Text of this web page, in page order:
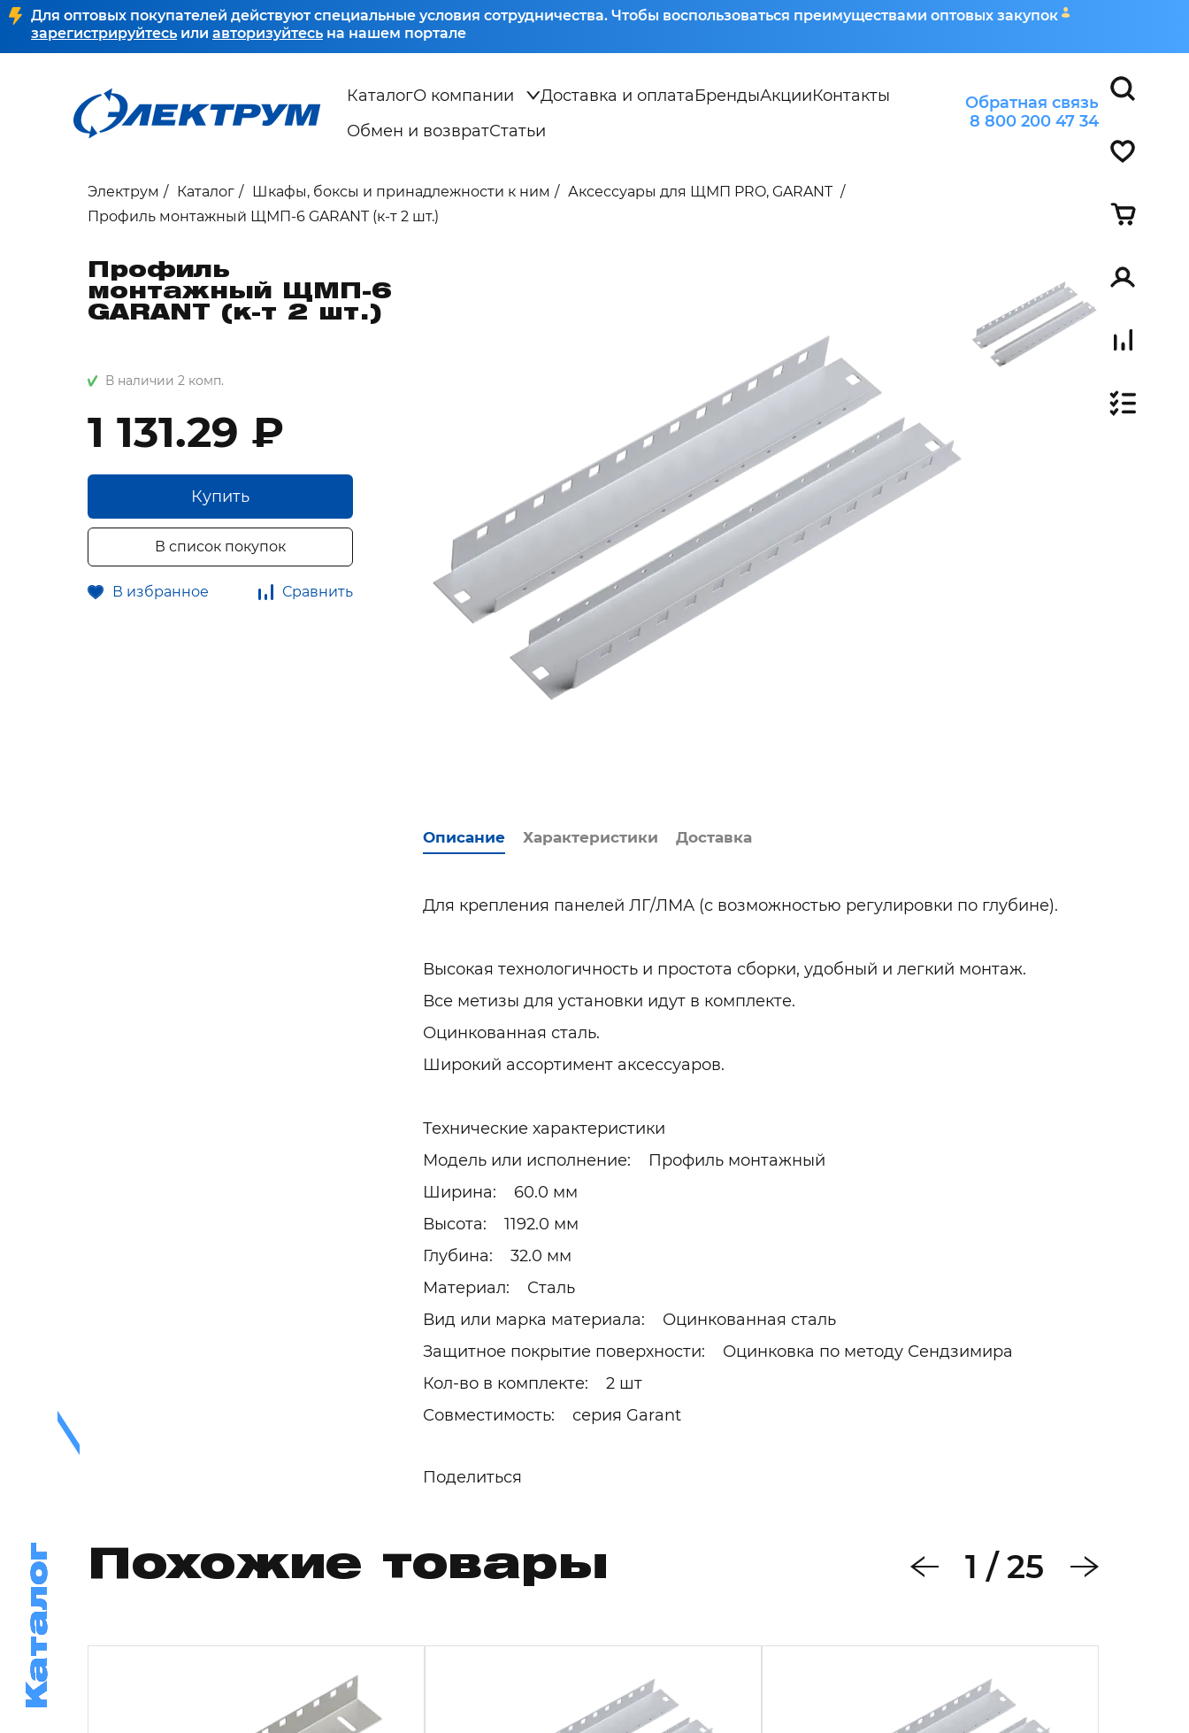
Для оптовых покупателей действуют специальные условия сотрудничества. Чтобы воспользоваться преимуществами оптовых закупок
зарегистрируйтесь или авторизуйтесь на нашем портале
КаталогО компании Доставка и оплатаБрендыАкцииКонтакты
Обмен и возвратСтатьи
Обратная связь
8 800 200 47 34
Каталог
Каталог
Электрум Каталог Шкафы, боксы и принадлежности к ним
Аксессуары для ЩМП PRO, GARANT
Профиль монтажный ЩМП-6 GARANT (к-т 2 шт.)
Профиль
монтажный ЩМП-6
GARANT (к-т 2 шт.)
В наличии 2 комп.
1 131.29 ₽
Купить
В список покупок
В избранное Сравнить
Описание Характеристики Доставка
Для крепления панелей ЛГ/ЛМА (с возможностью регулировки по глубине).
Высокая технологичность и простота сборки, удобный и легкий монтаж.
Все метизы для установки идут в комплекте.
Оцинкованная сталь.
Широкий ассортимент аксессуаров.
Технические характеристики
Модель или исполнение: Профиль монтажный
Ширина: 60.0 мм
Высота: 1192.0 мм
Глубина: 32.0 мм
Материал: Сталь
Вид или марка материала: Оцинкованная сталь
Защитное покрытие поверхности: Оцинковка по методу Сендзимира
Кол-во в комплекте: 2 шт
Совместимость: серия Garant
Поделиться
Похожие товары 1 / 25